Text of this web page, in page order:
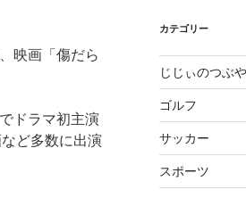
映画「傷だら
ドラマ初主演
ど多数に出演
カテゴリー
じじぃのつぶ
ゴルフ
サッカー
スポーツ